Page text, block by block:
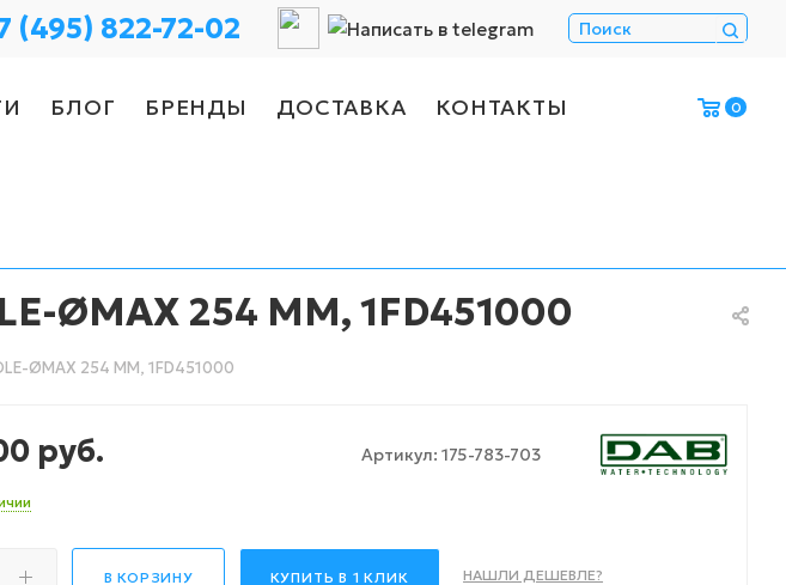
(495) 822-72-02
БЛОГ БРЕНДЫ ДОСТАВКА КОНТАКТЫ 0
ØMAX 254 MM, 1FD451000
ØMAX 254 MM, 1FD451000
Артикул: 175-783-703
руб.
В КОРЗИНУ КУПИТЬ В 1 КЛИК НАШЛИ ДЕШЕВЛЕ?